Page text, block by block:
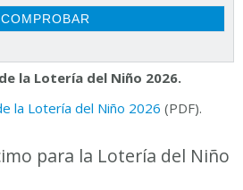
la Lotería del Niño 2026.
la Lotería del Niño 2026 (PDF).
para la Lotería del Niño